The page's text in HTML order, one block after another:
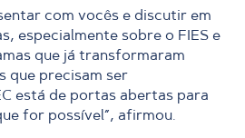
com vocês e discutir em
especialmente sobre o FIES e
que já transformaram
que precisam ser
está de portas abertas para
for possível”, afirmou.